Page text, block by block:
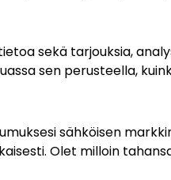
sekä tarjouksia,
sen perusteella,
sähköisen
Olet milloin